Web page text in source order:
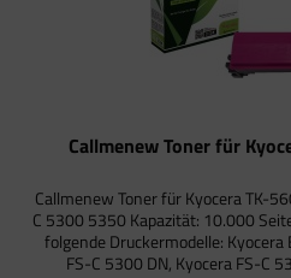
Callmenew Toner für
Callmenew Toner für Kyocera TK-
C 5300 5350 Kapazität: 10.000
folgende Druckermodelle: Kyocera
FS-C 5300 DN, Kyocera FS-C